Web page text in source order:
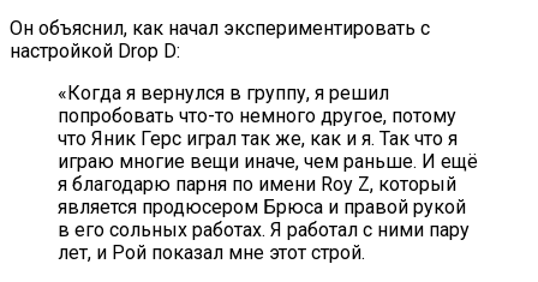
Он объяснил, как начал экспериментировать с
настройкой Drop D:
«Когда я вернулся в группу, я решил
попробовать что-то немного другое, потому
что Яник Герс играл так же, как и я. Так что я
играю многие вещи иначе, чем раньше. И ещё
я благодарю парня по имени Roy Z, который
является продюсером Брюса и правой рукой
в его сольных работах. Я работал с ними пару
лет, и Рой показал мне этот строй.